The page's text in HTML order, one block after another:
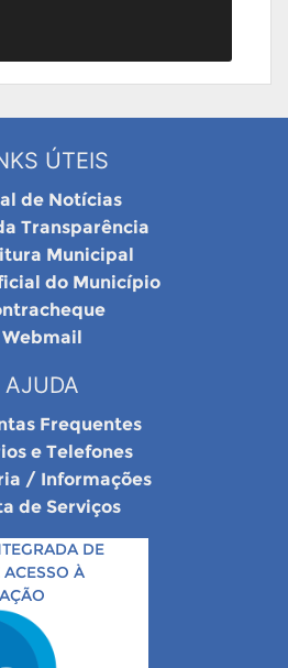
ÚTEIS
de Notícias
Transparência
Municipal
do Município
Webmail
AJUDA
Frequentes
e Telefones
/ Informações
de Serviços
DE
À